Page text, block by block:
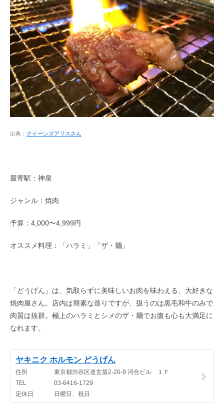
出典： クイーンズアリスさん
最寄駅：神泉
ジャンル：焼肉
予算：4,000〜4,999円
オススメ料理：「ハラミ」「ザ・麺」
「どうげん」は、気取らずに美味しいお肉を味わえる、大好きな
焼肉屋さん。店内は簡素な造りですが、扱うのは黒毛和牛のみで
肉質は抜群。極上のハラミとシメのザ・麺でお腹も心も大満足に
なれます。